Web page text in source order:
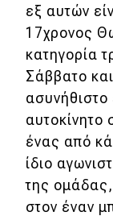
εξ αυτών
17χρονος
κατηγορία
Σάββατο
ασυνήθιστο
ένας από
ίδιο
της
στον έναν